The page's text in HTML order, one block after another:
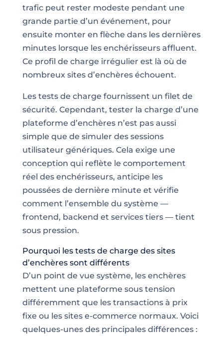
trafic peut rester modeste pendant une
grande partie d’un événement, pour
ensuite monter en flèche dans les dernières
minutes lorsque les enchérisseurs affluent.
Ce profil de charge irrégulier est là où de
nombreux sites d’enchères échouent.
Les tests de charge fournissent un filet de
sécurité. Cependant, tester la charge d’une
plateforme d’enchères n’est pas aussi
simple que de simuler des sessions
utilisateur génériques. Cela exige une
conception qui reflète le comportement
réel des enchérisseurs, anticipe les
poussées de dernière minute et vérifie
comment l’ensemble du système —
frontend, backend et services tiers — tient
sous pression.
Pourquoi les tests de charge des sites
d’enchères sont différents
D’un point de vue système, les enchères
mettent une plateforme sous tension
différemment que les transactions à prix
fixe ou les sites e-commerce normaux. Voici
quelques-unes des principales différences :